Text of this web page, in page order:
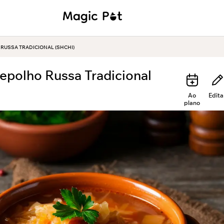
TRADICIONAL (SHCHI)
Russa Tradicional
Ao
plano